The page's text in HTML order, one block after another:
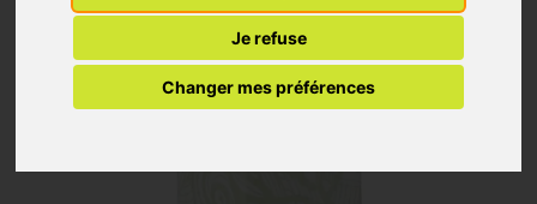
Je refuse
Changer mes préférences